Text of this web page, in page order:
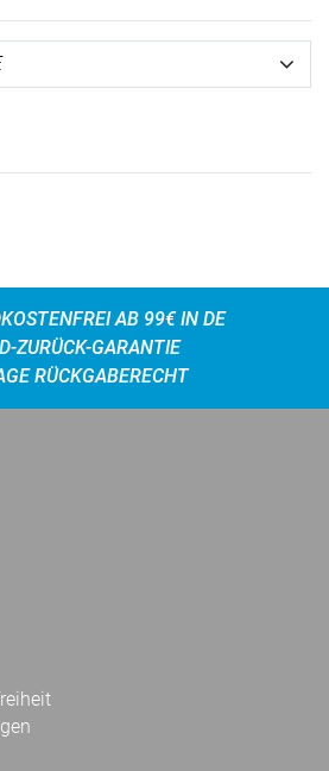
AB 99€ IN DE
ZURÜCK-GARANTIE
RÜCKGABERECHT